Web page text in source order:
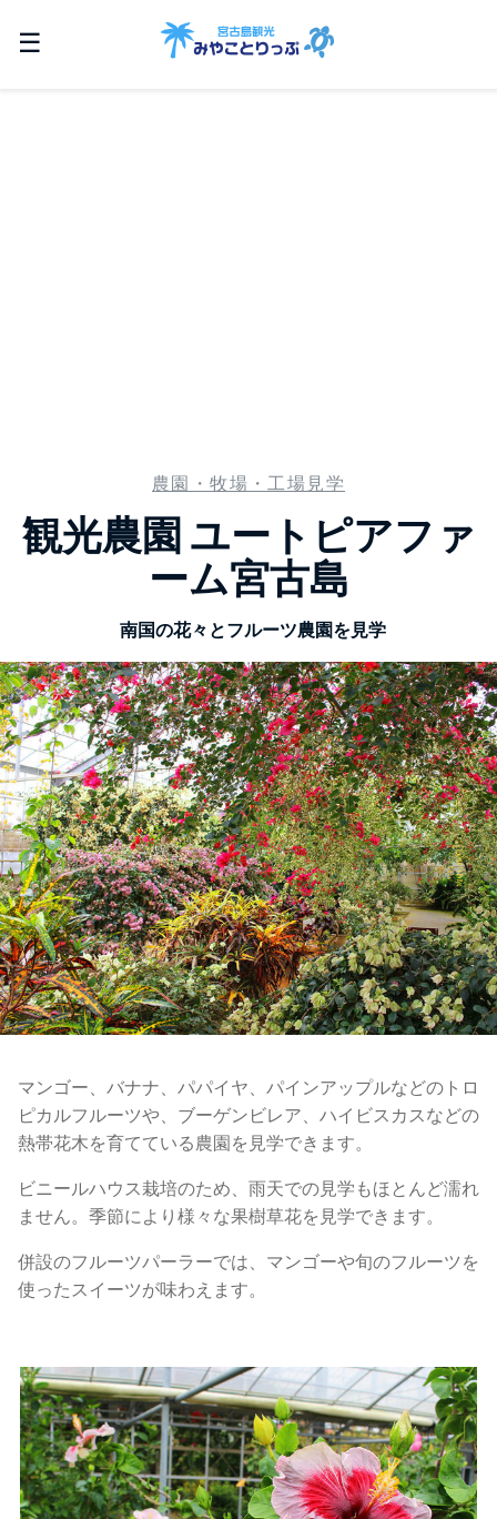
☰
農園・牧場・工場見学
観光農園 ユートピアファ
ーム宮古島
南国の花々とフルーツ農園を見学
マンゴー、バナナ、パパイヤ、パインアップルなどのトロ
ピカルフルーツや、ブーゲンビレア、ハイビスカスなどの
熱帯花木を育てている農園を見学できます。
ビニールハウス栽培のため、雨天での見学もほとんど濡れ
ません。季節により様々な果樹草花を見学できます。
併設のフルーツパーラーでは、マンゴーや旬のフルーツを
使ったスイーツが味わえます。